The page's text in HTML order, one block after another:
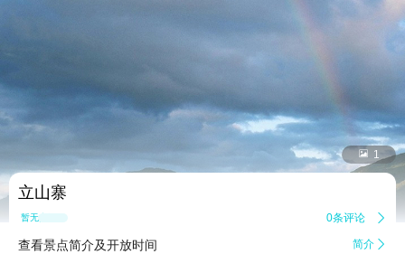
 1
立山寨
暂无点评 0条评论 
查看景点简介及开放时间 简介 